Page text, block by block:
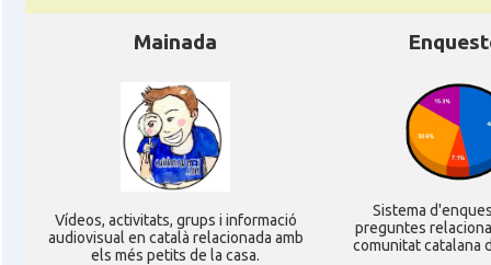
Catalans a LEIPZIG
CAMON Catalans a Mainz
Catalans a MANNHEIM
CAMON Catalans a MÜNCHEN
Mainada
Ví­deos, activitats, grups i informació
audiovisual en català relacionada amb
els més petits de la casa.
Sistema
preguntes
comunitat catalana